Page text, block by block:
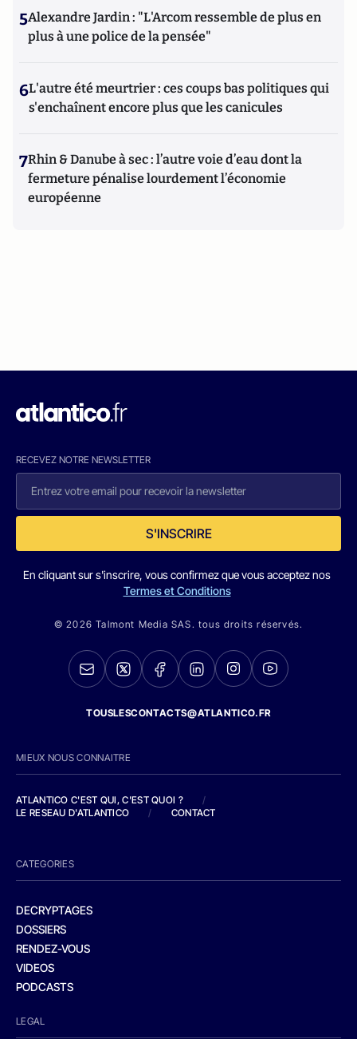
5Alexandre Jardin : "L'Arcom ressemble de plus en
plus à une police de la pensée"
6L'autre été meurtrier : ces coups bas politiques qui
s'enchaînent encore plus que les canicules
7Rhin & Danube à sec : l’autre voie d’eau dont la
fermeture pénalise lourdement l’économie
européenne
RECEVEZ NOTRE NEWSLETTER
S'INSCRIRE
En cliquant sur s'inscrire, vous confirmez que vous acceptez nos
Termes et Conditions
© 2026 Talmont Media SAS. tous droits réservés.
TOUSLESCONTACTS@ATLANTICO.FR
MIEUX NOUS CONNAITRE
ATLANTICO C'EST QUI, C'EST QUOI ?
/
LE RESEAU D'ATLANTICO
/ CONTACT
CATEGORIES
DECRYPTAGES
DOSSIERS
RENDEZ-VOUS
VIDEOS
PODCASTS
LEGAL